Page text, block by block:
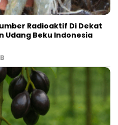
Radioaktif Di Dekat
Udang Beku Indonesia